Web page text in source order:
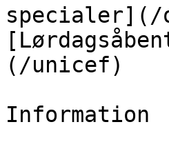
specialer](/
(/unicef)
Information